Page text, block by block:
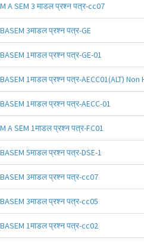
M A SEM 3 माडल प्रश्न पत्र-cc07
BASEM 3माडल प्रश्न पत्र-GE
BASEM 1माडल प्रश्न पत्र-GE-01
BASEM 1माडल प्रश्न पत्र-AECC01(ALT) Non
BASEM 1माडल प्रश्न पत्र-AECC-01
M A SEM 1माडल प्रश्न पत्र-FC01
BASEM 5माडल प्रश्न पत्र-DSE-1
BASEM 3माडल प्रश्न पत्र-cc07
BASEM 3माडल प्रश्न पत्र-cc05
BASEM 1माडल प्रश्न पत्र-cc02